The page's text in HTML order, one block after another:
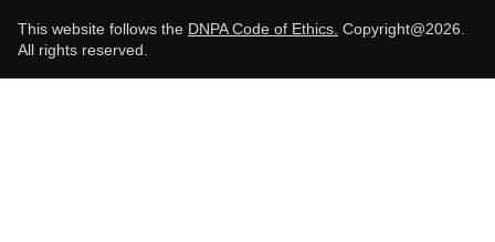
This website follows the DNPA Code of Ethics. Copyright@2026.
All rights reserved.